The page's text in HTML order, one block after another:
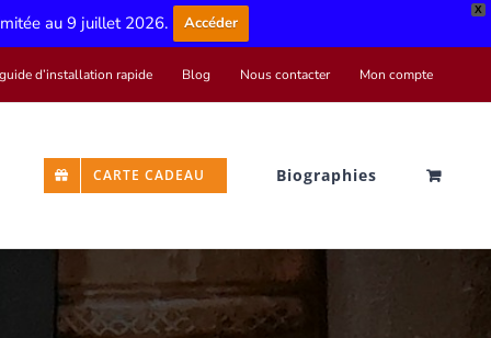
X
au 9 juillet 2026. Accéder
d’installation rapide Blog Nous contacter Mon compte
CARTE CADEAU Biographies